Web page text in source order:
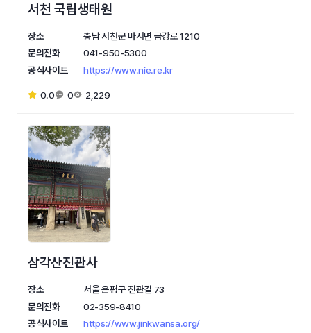
서천 국립생태원
장소
충남 서천군 마서면 금강로 1210
문의전화
041-950-5300
공식사이트
https://www.nie.re.kr
0.0 0 2,229
삼각산진관사
장소
서울 은평구 진관길 73
문의전화
02-359-8410
공식사이트
https://www.jinkwansa.org/